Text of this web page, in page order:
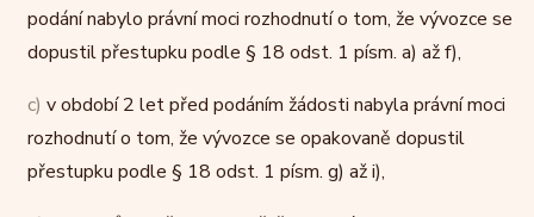
podání nabylo právní moci rozhodnutí o tom, že vývozce se
dopustil přestupku podle § 18 odst. 1 písm. a) až f),
c) v období 2 let před podáním žádosti nabyla právní moci
rozhodnutí o tom, že vývozce se opakovaně dopustil
přestupku podle § 18 odst. 1 písm. g) až i),